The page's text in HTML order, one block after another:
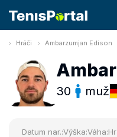
Hráči Ambarzumjan Edison
30 muž
Datum nar.:Výška:Váha: